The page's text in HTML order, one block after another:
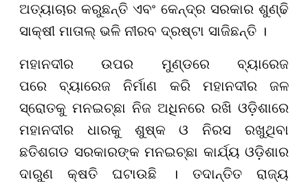
ଅତ୍ୟାଚାର କରୁଛନ୍ତି ଏବଂ କେନ୍ଦ୍ର ସରକାର ଶୁଣ୍ଢି
ସାକ୍ଷୀ ମାତାଲ୍ ଭଳି ନୀରବ ଦ୍ରଷ୍ଟା ସାଜିଛନ୍ତି ।
ମହାନଦୀର ଉପର ମୁଣ୍ଡରେ ବ୍ୟାରେଜ
ପରେବ୍ୟାରେଜ ନିର୍ମାଣ କରି ମହାନଦୀର ଜଳ
ସ୍ରୋତକୁ ମନଇଚ୍ଛା ନିଜ ଅଧିନରେ ରଖି ଓଡ଼ିଶାରେ
ମହାନଦୀର ଧାରକୁ ଶୁଷ୍କ ଓ ନିରସ ରଖୁଥିବା
ଛତିଶଗଡ ସରକାରଙ୍କ ମନଇଚ୍ଛା କାର୍ଯ୍ୟ ଓଡ଼ିଶାର
ଦାରୁଣ କ୍ଷତି ଘଟାଉଛି । ତଦାନ୍ତିତ ରାଜ୍ୟ